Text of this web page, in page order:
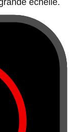
échelle.